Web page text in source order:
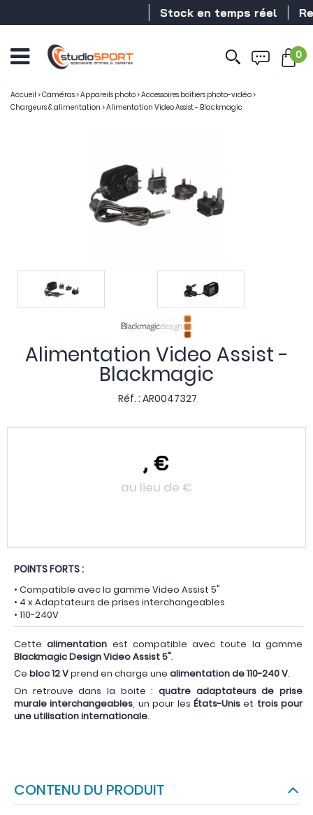
Stock en temps réel
0
Accueil >Caméras>Appareils photo>Accessoires boîtiers photo-vidéo>
Chargeurs & alimentation >Alimentation Video Assist - Blackmagic
Alimentation Video Assist -
Blackmagic
Réf. : AR0047327
, €
au lieu de €
POINTS FORTS :
• Compatible avec la gamme Video Assist 5"
• 4 x Adaptateurs de prises interchangeables
• 110-240V
Cettealimentation est compatible avec toute la gamme
Blackmagic Design Video Assist 5".
Ce bloc 12 Vprend en charge une alimentation de 110-240 V.
On retrouve dans la boite : quatre adaptateurs de prise
murale interchangeables , un pour les États-Uniset trois pour
une utilisation internationale.
CONTENU DU PRODUIT